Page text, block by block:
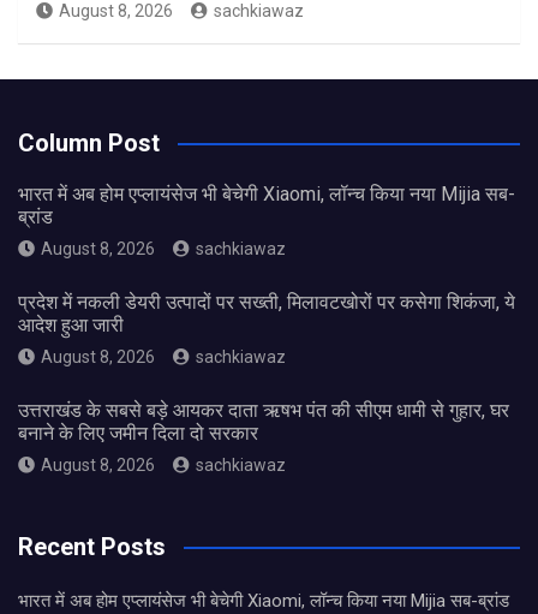
August 8, 2026 sachkiawaz
Column Post
भारत में अब होम एप्लायंसेज भी बेचेगी Xiaomi, लॉन्च किया नया Mijia सब-
ब्रांड
August 8, 2026 sachkiawaz
प्रदेश में नकली डेयरी उत्पादों पर सख्ती, मिलावटखोरों पर कसेगा शिकंजा, ये
आदेश हुआ जारी
August 8, 2026 sachkiawaz
उत्तराखंड के सबसे बड़े आयकर दाता ऋषभ पंत की सीएम धामी से गुहार, घर
बनाने के लिए जमीन दिला दो सरकार
August 8, 2026 sachkiawaz
Recent Posts
भारत में अब होम एप्लायंसेज भी बेचेगी Xiaomi, लॉन्च किया नया Mijia सब-ब्रांड